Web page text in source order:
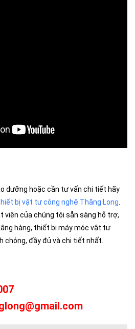
dưỡng hoặc cần tư vấn chi tiết hãy
bị vật tư công nghệ Thăng Long
viên của chúng tôi sẵn sàng hỗ trợ,
hàng, thiết bị máy móc vật tư
chóng, đầy đủ và chi tiết nhất.